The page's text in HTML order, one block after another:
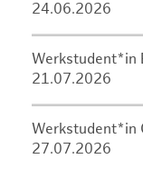
24.06.2026
Werkstudent*in
21.07.2026
Werkstudent*in
27.07.2026